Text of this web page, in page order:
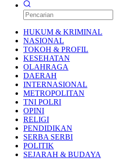
HUKUM & KRIMINAL
NASIONAL
TOKOH & PROFIL
KESEHATAN
OLAHRAGA
DAERAH
INTERNASIONAL
METROPOLITAN
TNI POLRI
OPINI
RELIGI
PENDIDIKAN
SERBA SERBI
POLITIK
SEJARAH & BUDAYA